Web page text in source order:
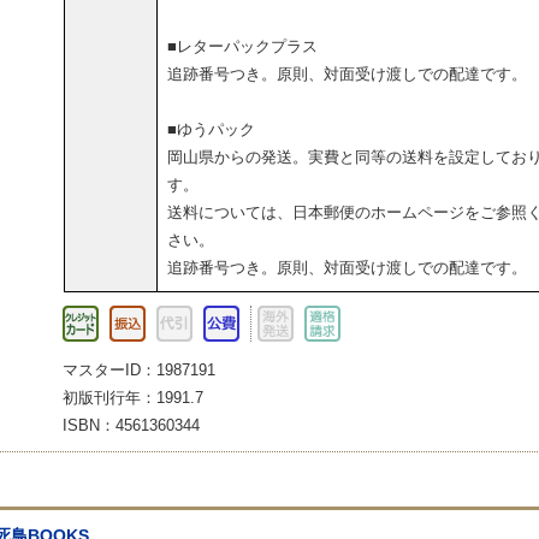
■レターパックプラス
追跡番号つき。原則、対面受け渡しでの配達です。
■ゆうパック
岡山県からの発送。実費と同等の送料を設定してお
す。
送料については、日本郵便のホームページをご参照
さい。
追跡番号つき。原則、対面受け渡しでの配達です。
マスターID：1987191
初版刊行年：1991.7
ISBN：4561360344
鳥BOOKS